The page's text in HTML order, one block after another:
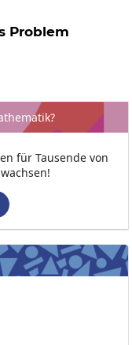
Problem
für Tausende von